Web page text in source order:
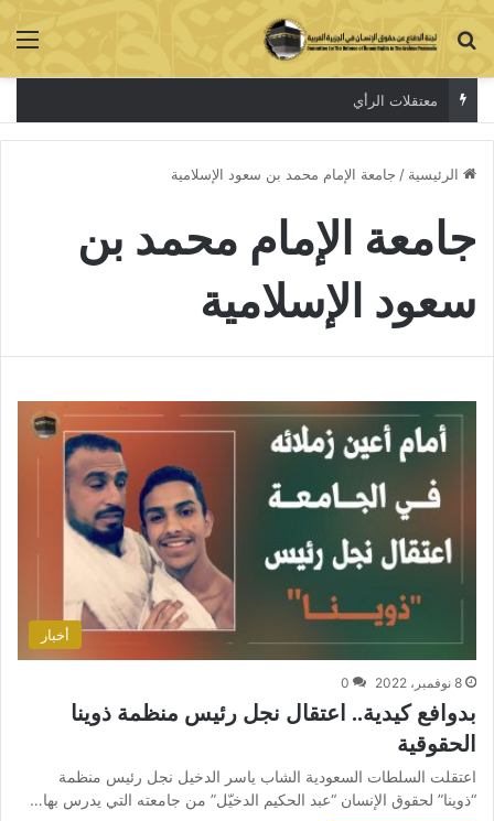
بحث عن
معتقلات الرأي
الرئيسية / جامعة الإمام محمد بن سعود الإسلامية
جامعة الإمام محمد بن
سعود الإسلامية
أخبار
8 نوفمبر، 2022 0
بدوافع كيدية.. اعتقال نجل رئيس منظمة ذوينا
الحقوقية
اعتقلت السلطات السعودية الشاب ياسر الدخيل نجل رئيس منظمة
“ذوينا” لحقوق الإنسان “عبد الحكيم الدخيّل” من جامعته التي يدرس بها…